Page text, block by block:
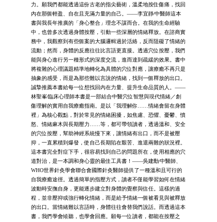
力。願我們都能透過這份古老的指尖藝術，溫柔地按住傷痛，找回
內在那個輕盈、自在且充滿力量的自己。——李宜靜∕中醫師這本
書與我長年推廣的「身心整合」理念不謀而合。在我的生命經驗
中，也曾多次透過身體按壓，引動一些深層的情緒釋放。在諮商實
務中，我觀察到有些個案的大腦邏輯過於活絡，反而阻礙了情緒的
流動；然而，身體的反應往往比言語更直接。透過穴位按壓，我們
能與身心進行另一種形式的深度交流，進而達到疏緩的效果。書中
將複雜的心理議題精準地轉化為具體的穴位對應，讓療癒不再只是
抽象的感受，而是為那些難以言說的情緒，找到一個釋放的出口。
誠摯推薦本書給每一位想找回內在力量、提升生命品質的人。——
林聖峯∕臨床心理師本書是一部結合中醫穴位智慧與現代情緒／創
傷理解的實用自我療癒指南。是以「我理解你……情緒會留在身體
裡」為核心觀點，對於常見的情緒困擾，如焦慮、恐懼、憂鬱、憤
怒、情緒麻木與長期壓力……等，都可帶領讀者，透過溫和、安全
的穴位按壓，幫助神經系統慢下來，讓情緒有出口，而不是被壓
抑，一直累積到爆發，使自己長期陷在艱苦、進退兩難的狀況裡。
這本書完全對症下手，很容易找到自己的問題所在，使用相應的穴
道對治，是一本調和身心靈的最佳工具書！——吳建勳∕中醫師、
WHO世界針灸學會聯合會國際針灸醫師提供了一種溫和且可行的
自我療癒途徑。透過簡單的指壓方式，讀者不僅能學習如何在情緒
波動時安撫自身，更能逐步建立對身體的覺察與信任。這樣的過
程，並非壓抑或強行轉化情緒，而是給予情緒一個被看見與被釋放
的出口。當情緒難以言語時，身體往往會替我們說話。而透過這本
書，我們學會傾聽，也學會回應。願每一位讀者，都能在按壓之